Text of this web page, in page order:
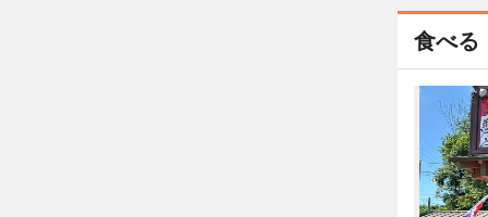
食べる